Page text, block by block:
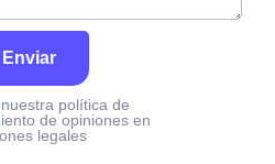
Enviar
política de
de opiniones en
legales